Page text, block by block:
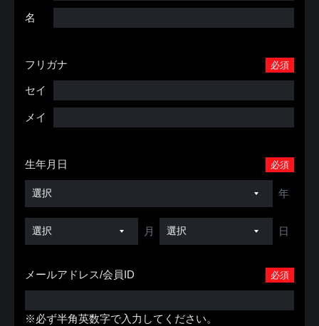
名
必須
フリガナ
セイ
メイ
必須
生年月日
年
月 日
必須
メールアドレス/会員ID
※必ず半角英数字で入力してください。